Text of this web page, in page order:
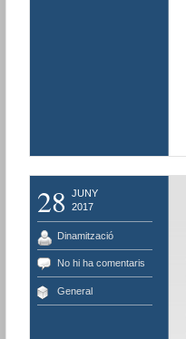
28
JUNY
2017
Dinamització
No hi ha comentaris
General